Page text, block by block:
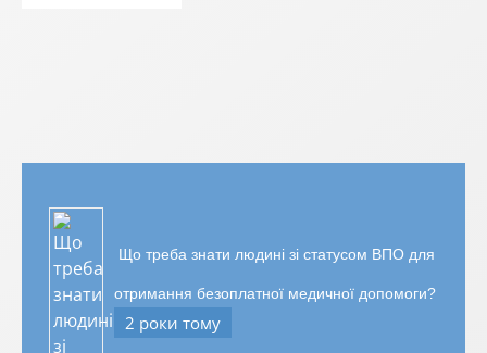
Що треба знати людині зі статусом ВПО для
отримання безоплатної медичної допомоги?
2 роки тому